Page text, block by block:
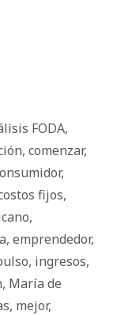
FODA,
, comenzar,
,
fijos,
,
, emprendedor,
, ingresos,
, María de
, mejor,